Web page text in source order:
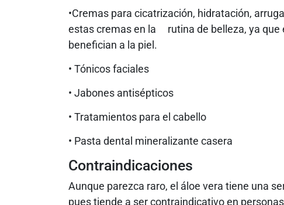
•Cremas para cicatrización, hidratación,
estas cremas en la rutina de belleza, ya que
benefician a la piel.
• Tónicos faciales
• Jabones antisépticos
• Tratamientos para el cabello
• Pasta dental mineralizante casera
Contraindicaciones
Aunque parezca raro, el áloe vera tiene una
pues tiende a ser contraindicativo en